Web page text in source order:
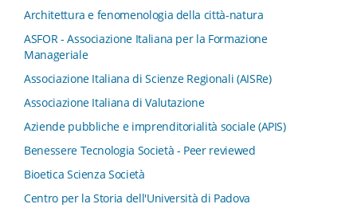
Architettura e fenomenologia della città-natura
ASFOR - Associazione Italiana per la Formazione
Manageriale
Associazione Italiana di Scienze Regionali (AISRe)
Associazione Italiana di Valutazione
Aziende pubbliche e imprenditorialità sociale (APIS)
Benessere Tecnologia Società - Peer reviewed
Bioetica Scienza Società
Centro per la Storia dell'Università di Padova